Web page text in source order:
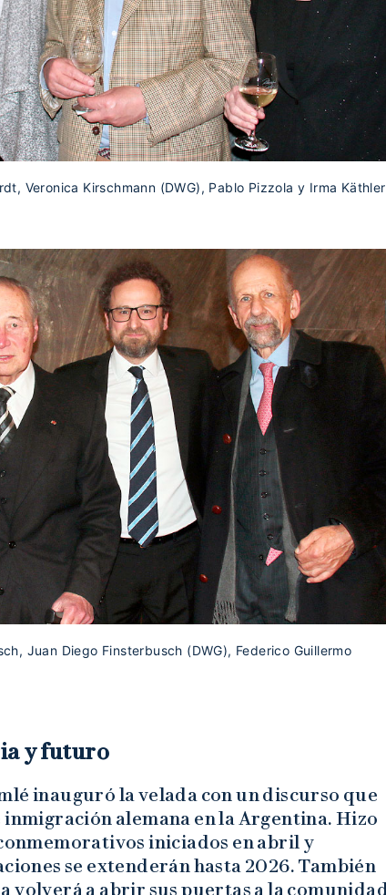
Veronica Kirschmann (DWG), Pablo Pizzola y Irma Käthler
Juan Diego Finsterbusch (DWG), Federico Guillermo
y futuro
inauguró la velada con un discurso que
alemana en la Argentina. Hizo
iniciados en abril y
se extenderán hasta 2026. También
volverá a abrir sus puertas a la comunidad